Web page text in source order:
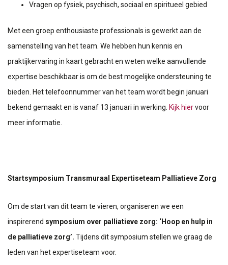
Vragen op fysiek, psychisch, sociaal en spiritueel gebied
Met een groep enthousiaste professionals is gewerkt aan de
samenstelling van het team. We hebben hun kennis en
praktijkervaring in kaart gebracht en weten welke aanvullende
expertise beschikbaar is om de best mogelijke ondersteuning te
bieden. Het telefoonnummer van het team wordt begin januari
bekend gemaakt en is vanaf 13 januari in werking. Kijk hiervoor
meer informatie.
Startsymposium Transmuraal Expertiseteam Palliatieve Zorg
Om de start van dit team te vieren, organiseren we een
inspirerend symposium over palliatieve zorg: ‘Hoop en hulp in
de palliatieve zorg’. Tijdens dit symposium stellen we graag de
leden van het expertiseteam voor.